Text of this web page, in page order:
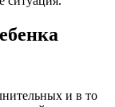
и в то